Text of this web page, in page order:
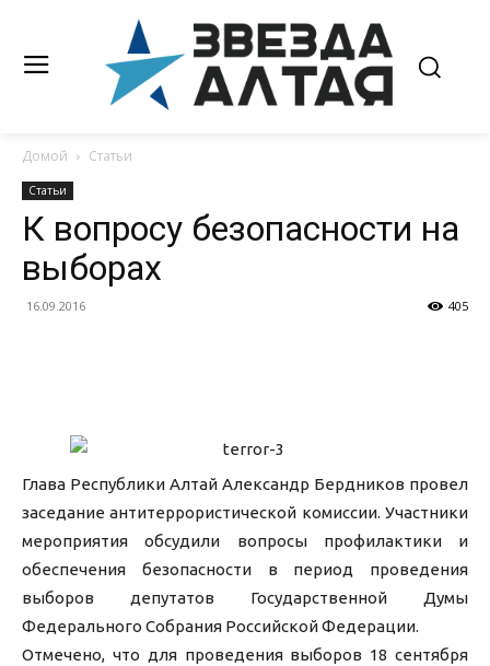
Домой Статьи
Статьи
К вопросу безопасности на
выборах
16.09.2016 405
Глава Республики Алтай Александр Бердников провел
заседание антитеррористической комиссии. Участники
мероприятия обсудили вопросы профилактики и
обеспечения безопасности в период проведения
выборов депутатов Государственной Думы
Федерального Собрания Российской Федерации.
Отмечено, что для проведения выборов 18 сентября